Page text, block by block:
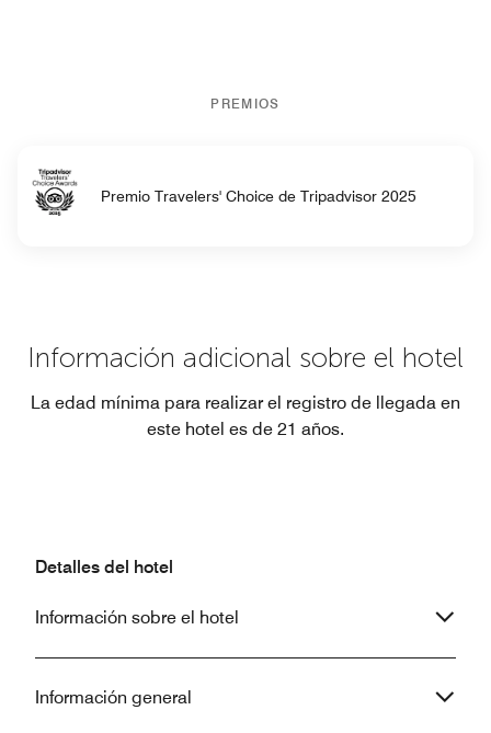
PREMIOS
Premio Travelers' Choice de Tripadvisor 2025
Información adicional sobre el hotel
La edad mínima para realizar el registro de llegada en
este hotel es de 21 años.
Detalles del hotel
Información sobre el hotel
Información general